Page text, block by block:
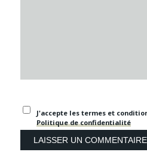
J'accepte les termes et
Politique de confidentialité